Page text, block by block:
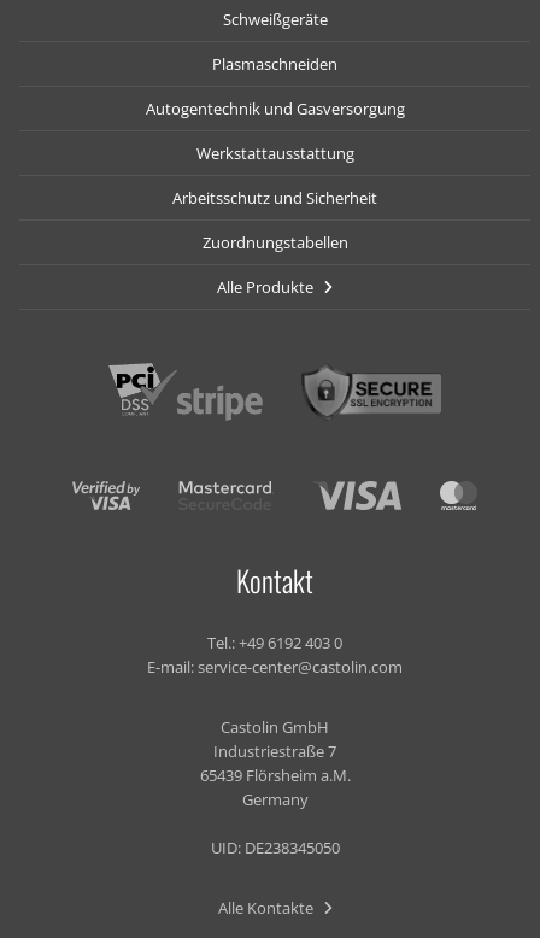
Schweißgeräte
Plasmaschneiden
Autogentechnik und Gasversorgung
Werkstattausstattung
Arbeitsschutz und Sicherheit
Zuordnungstabellen
Alle Produkte
Kontakt
Tel.:+49 6192 403 0
E-mail:service-center@castolin.com
Castolin GmbH
Industriestraße 7
65439 Flörsheim a.M.
Germany
UID: DE238345050
Alle Kontakte